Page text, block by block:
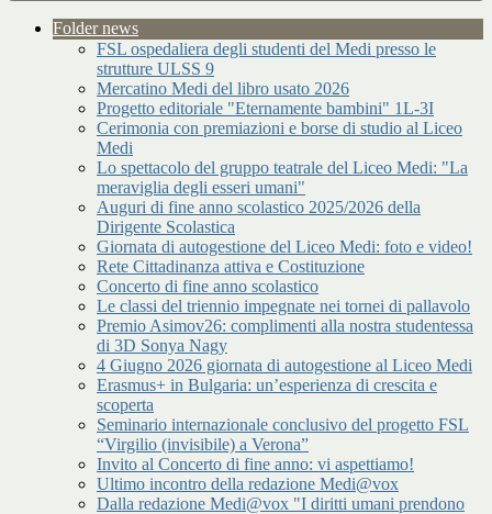
Folder news
FSL ospedaliera degli studenti del Medi presso le
strutture ULSS 9
Mercatino Medi del libro usato 2026
Progetto editoriale "Eternamente bambini" 1L-3I
Cerimonia con premiazioni e borse di studio al Liceo
Medi
Lo spettacolo del gruppo teatrale del Liceo Medi: "La
meraviglia degli esseri umani"
Auguri di fine anno scolastico 2025/2026 della
Dirigente Scolastica
Giornata di autogestione del Liceo Medi: foto e video!
Rete Cittadinanza attiva e Costituzione
Concerto di fine anno scolastico
Le classi del triennio impegnate nei tornei di pallavolo
Premio Asimov26: complimenti alla nostra studentessa
di 3D Sonya Nagy
4 Giugno 2026 giornata di autogestione al Liceo Medi
Erasmus+ in Bulgaria: un’esperienza di crescita e
scoperta
Seminario internazionale conclusivo del progetto FSL
“Virgilio (invisibile) a Verona”
Invito al Concerto di fine anno: vi aspettiamo!
Ultimo incontro della redazione Medi@vox
Dalla redazione Medi@vox "I diritti umani prendono